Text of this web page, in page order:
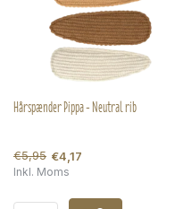
Hårspænder Pippa - Neutral rib
€5,95 €4,17
Inkl. Moms